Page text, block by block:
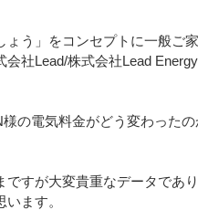
う」をコンセプトに一般ご
社Lead/株式会社Lead Energy
の電気料金がどう変わったの
すが大変貴重なデータであ
ます。